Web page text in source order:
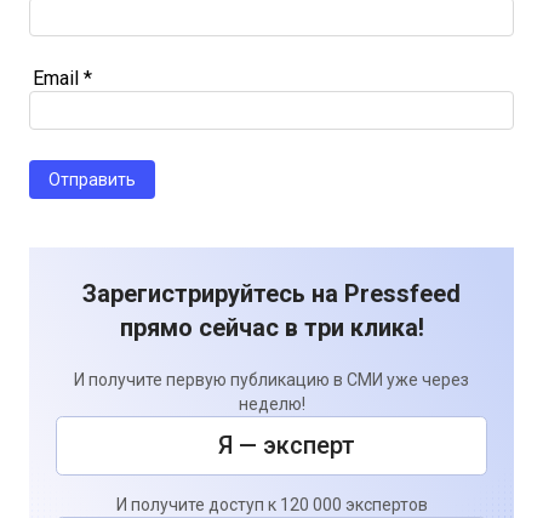
Email *
Зарегистрируйтесь на Pressfeed
прямо сейчас в три клика!
И получите первую публикацию в СМИ уже через
неделю!
Я — эксперт
И получите доступ к 120 000 экспертов